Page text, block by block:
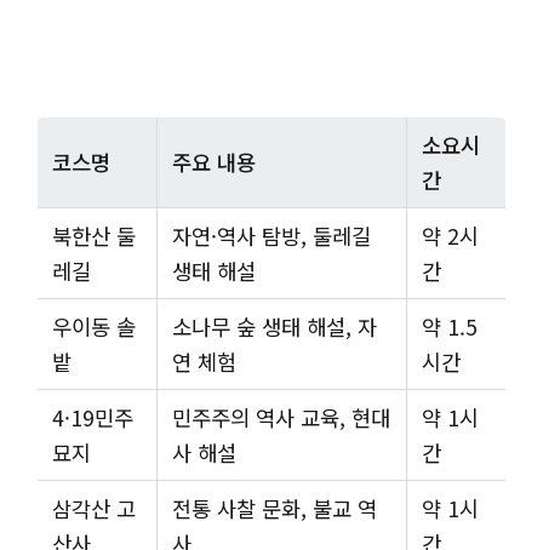
코스명 주요 내용
소요시
간
북한산 둘
레길
자연·역사 탐방, 둘레길
생태 해설
약 2시
간
우이동 솔
밭
소나무 숲 생태 해설, 자
연 체험
약 1.5
시간
4·19민주
묘지
민주주의 역사 교육, 현대
사 해설
약 1시
간
삼각산 고
산사
전통 사찰 문화, 불교 역
사
약 1시
간